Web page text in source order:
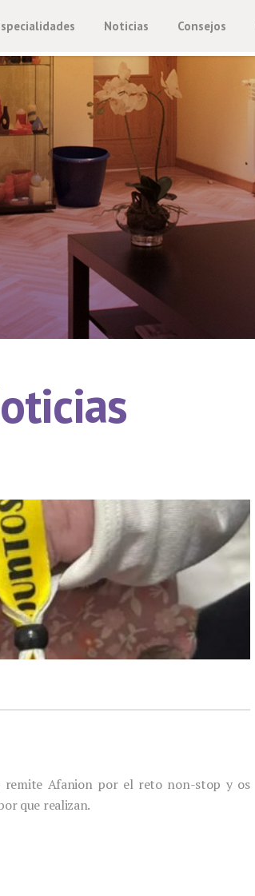
Noticias Consejos
remite Afanion por el reto non-stop y os
que realizan.